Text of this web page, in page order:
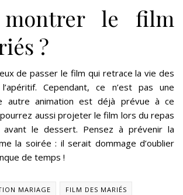
montrer le film
?
de passer le film qui retrace la vie des
Cependant, ce n’est pas une
autre animation est déjà prévue à ce
aussi projeter le film lors du repas
le dessert. Pensez à prévenir la
la soirée : il serait dommage d’oublier
de temps !
MARIAGE FILM DES MARIÉS